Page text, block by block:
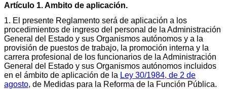
Artículo 1. Ambito de aplicación.
1. El presente Reglamento será de aplicación a los
procedimientos de ingreso del personal de la Administración
General del Estado y sus Organismos autónomos y a la
provisión de puestos de trabajo, la promoción interna y la
carrera profesional de los funcionarios de la Administración
General del Estado y sus Organismos autónomos incluidos
en el ámbito de aplicación de la Ley 30/1984, de 2 de
agosto, de Medidas para la Reforma de la Función Pública.